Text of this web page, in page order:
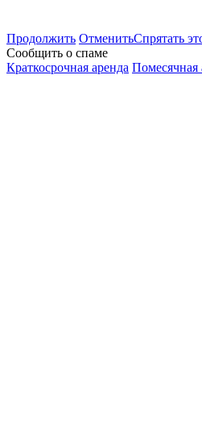
Продолжить ОтменитьСпрятать
Сообщить о спаме
Краткосрочная аренда Помесячная